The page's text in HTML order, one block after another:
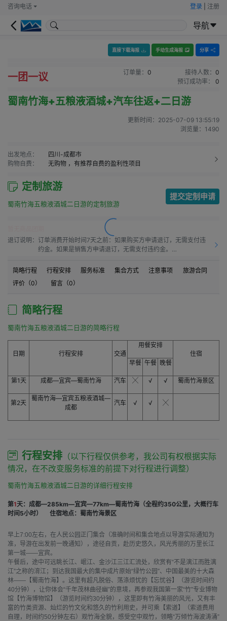
咨询电话 登录 注册
导航
直接下载海报 手动生成海报 分享
一团一议 订单量： 0 接待人数： 0
预订成功率：
0
蜀南竹海+五粮液酒城+汽车往返+二日游
更新时间： 2025-07-09 13:55:19
浏览量： 1490
出发地点：
四川-成都市
购物自费：
无购物 ，有推荐自费的盈利性项目
定制旅游
蜀南竹海五粮液酒城二日游的定制旅游
提交定制申请
退订说明： 订单消费开始时间7天之前：如果购买方申请退订，无需支付违
约金。如果是销售方申请退订，无需支付违约金。
购买方申请退订，需要按50.0%比例支付违约金。如果是销售方
订单消费开始时间之前4天到订单消费开始时间之前1天：如果购
请退订，需要按15.00%比例支付违约金。
订单消费开始时间之前1天到订单消费开始时间：如果购买方申
订，需要按20.0%比例支付违约金。
订单消费开始时间之后：如果购买方申请退订，需要按100%比
例支付违约金。如果是销售方申请退订，需要按20.0%比例支付
违约金。
简略行程 行程安排 服务标准 集合方式 注意事项
旅游合同
评价（0） 留言（0）
简略行程
蜀南竹海五粮液酒城二日游的简略行程
日期 行程安排 交通
用餐安排
住宿
早餐 午餐 晚餐
第1天 成都—宜宾—蜀南竹海 汽车 ╳ √ √ 蜀南竹海景区
第2天
蜀南竹海—宜宾五粮液酒城—
成都
汽车 √ √ ╳
行程安排 （以下行程仅供参考，我公司有权根据实际
情况，在不改变服务标准的前提下对行程进行调整）
蜀南竹海五粮液酒城二日游的详细行程安排
第1天：成都—285km—宜宾—77km—蜀南竹海（全程约350公里，大概行车
时间5小时）
住宿地点：蜀南竹海景区
早上7:00左右，在人民公园正门集合（准确时间和集合地点以导游实际通知为
准，导游在出发前一晚通知），途径自贡，赴历史悠久，风光秀丽的万里长江
第一城——宜宾。
午餐后，途中可远眺长江、岷江、金沙江三江汇流处，欣赏有“不是漓江而胜漓
江”之称的淯江；到达我国最大的集中成片原始“绿竹公园”、中国最美的十大森
林——【蜀南竹海】。这里有超凡脱俗、荡涤烦忧的【忘忧谷】（游览时间约
40分钟），让你体会“千年茂林曲径幽”的意境，再参观我国第一家“竹”专业博物
馆【竹海博物馆】（游览时间约30分钟），这里即有竹海美丽的风光，又有丰
富的竹类资源、灿烂的竹文化和悠久的竹利用史，并可乘【索道】（索道费用
自理，时间约50分钟左右）观竹海全貌，感受空中观竹，领略“万倾竹海波涛涌”